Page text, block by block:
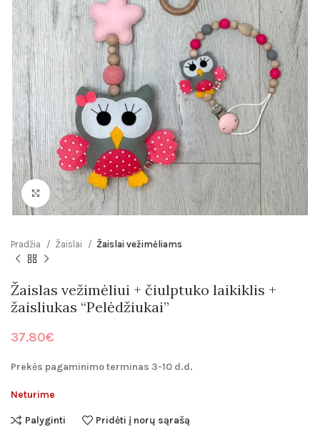
Click to enlarge
Pradžia Žaislai Žaislai vežimėliams
Žaislas vežimėliui + čiulptuko laikiklis +
žaisliukas “Pelėdžiukai”
37.80€
Prekės pagaminimo terminas 3-10 d.d.
Neturime
Palyginti Pridėti į norų sąrašą